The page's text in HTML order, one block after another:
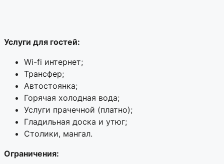
Услуги для гостей:
Wi-fi интернет;
Трансфер;
Автостоянка;
Горячая холодная вода;
Услуги прачечной (платно);
Гладильная доска и утюг;
Столики, мангал.
Ограничения: